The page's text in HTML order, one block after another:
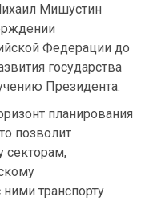
Мишустин
Федерации до
государства
Президента.
планирования
позволит
секторам,
транспорту